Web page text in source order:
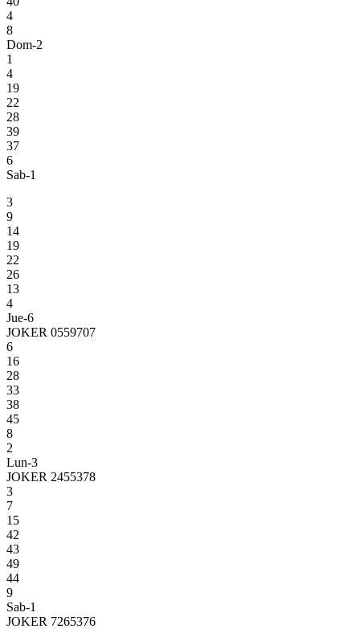
4
8
Dom-2
1
4
19
22
28
39
37
6
Sab-1
3
9
14
19
22
26
13
4
Jue-6
JOKER 0559707
6
16
28
33
38
45
8
2
Lun-3
JOKER 2455378
3
7
15
42
43
49
44
9
Sab-1
JOKER 7265376